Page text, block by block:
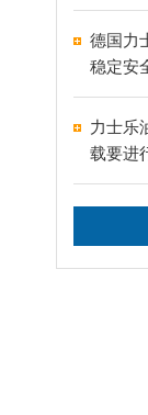
德国力
稳定安
力士乐
载要进